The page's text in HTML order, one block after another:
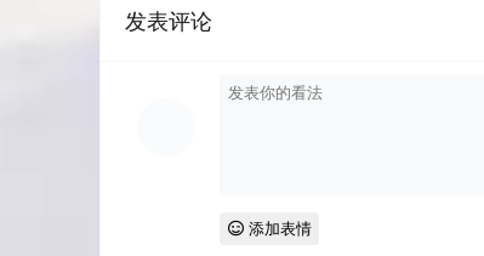
发表评论
添加表情